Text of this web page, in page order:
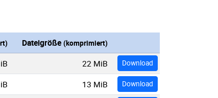
Dateigröße (komprimiert)
22 MiB Download
13 MiB Download